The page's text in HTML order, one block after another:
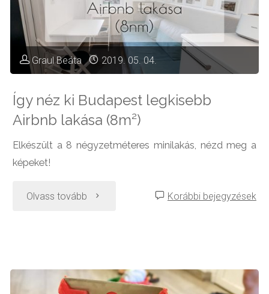
Graul Beáta 2019. 05. 04.
Így néz ki Budapest legkisebb
Airbnb lakása (8m²)
Elkészült a 8 négyzetméteres minilakás, nézd meg a
képeket!
Olvass tovább "Így
Budapest
Korábbi bejegyzések